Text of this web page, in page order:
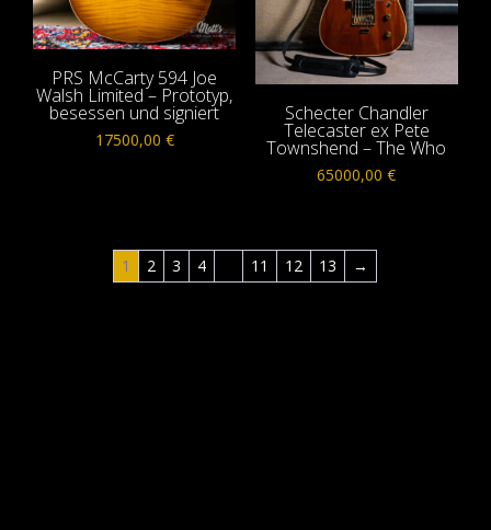
PRS McCarty 594 Joe
Walsh Limited – Prototyp,
besessen und signiert
17500,00 €
Schecter Chandler
Telecaster ex Pete
Townshend – The Who
65000,00€
1 2 3 4 11 12 13 →